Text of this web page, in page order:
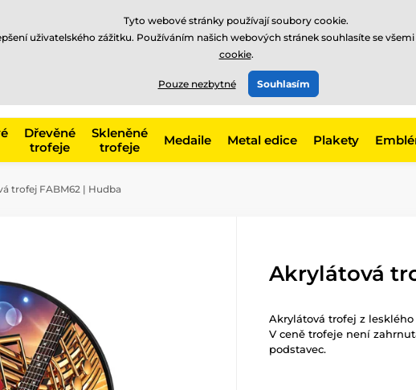
775 400 255
Zavolejte nám
Dřevěné
trofeje
Skleněné
trofeje
Medaile Metal edice Plakety
trofej FABM62 | Hudba
Akrylátová
Akrylátová trofej z
V ceně trofeje není
podstavec.
Tyto webové stránky používají soubory cookie.
uživatelského zážitku. Používáním našich webových stránek souhlasíte se
cookie.
Pouze nezbytné Souhlasím